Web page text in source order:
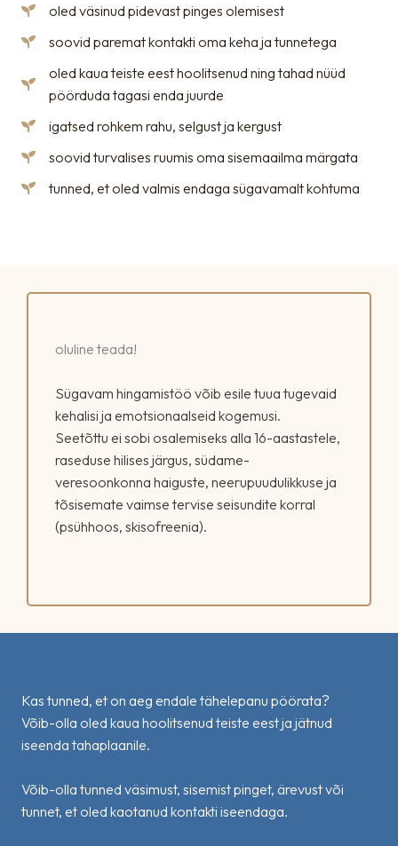
oled väsinud pidevast pinges olemisest
soovid paremat kontakti oma keha ja tunnetega
oled kaua teiste eest hoolitsenud ning tahad nüüd
pöörduda tagasi enda juurde
igatsed rohkem rahu, selgust ja kergust
soovid turvalises ruumis oma sisemaailma märgata
tunned, et oled valmis endaga sügavamalt kohtuma
oluline teada!
Sügavam hingamistöö võib esile tuua tugevaid
kehalisi ja emotsionaalseid kogemusi.
Seetõttu ei sobi osalemiseks alla 16-aastastele,
raseduse hilises järgus, südame-
veresoonkonna haiguste, neerupuudulikkuse ja
tõsisemate vaimse tervise seisundite korral
(psühhoos, skisofreenia).
Kas tunned, et on aeg endale tähelepanu pöörata?
Võib-olla oled kaua hoolitsenud teiste eest ja jätnud
iseenda tahaplaanile.
Võib-olla tunned väsimust, sisemist pinget, ärevust või
tunnet, et oled kaotanud kontakti iseendaga.